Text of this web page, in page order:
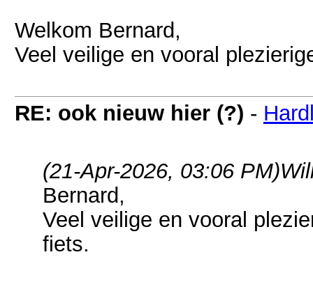
Welkom Bernard,
Veel veilige en vooral
RE: ook nieuw hier (?) -
(21-Apr-2026, 03:06 PM)
Bernard,
Veel veilige en vooral
fiets.